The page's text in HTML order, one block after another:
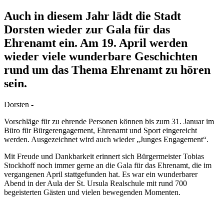
Auch in diesem Jahr lädt die Stadt
Dorsten wieder zur Gala für das
Ehrenamt ein. Am 19. April werden
wieder viele wunderbare Geschichten
rund um das Thema Ehrenamt zu hören
sein.
Dorsten -
Vorschläge für zu ehrende Personen können bis zum 31. Januar im
Büro für Bürgerengagement, Ehrenamt und Sport eingereicht
werden. Ausgezeichnet wird auch wieder „Junges Engagement“.
Mit Freude und Dankbarkeit erinnert sich Bürgermeister Tobias
Stockhoff noch immer gerne an die Gala für das Ehrenamt, die im
vergangenen April stattgefunden hat. Es war ein wunderbarer
Abend in der Aula der St. Ursula Realschule mit rund 700
begeisterten Gästen und vielen bewegenden Momenten.